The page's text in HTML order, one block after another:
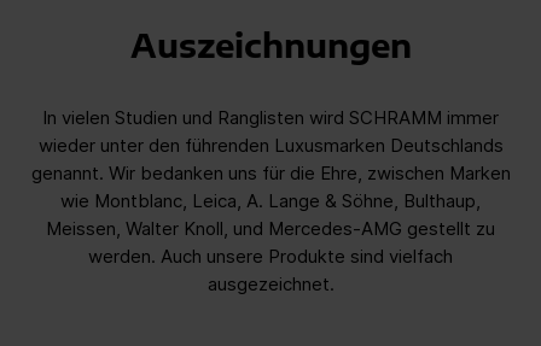
Auszeichnungen
In vielen Studien und Ranglisten wird SCHRAMM immer
wieder unter den führenden Luxusmarken Deutschlands
genannt. Wir bedanken uns für die Ehre, zwischen Marken
wie Montblanc, Leica, A. Lange & Söhne, Bulthaup,
Meissen, Walter Knoll, und Mercedes-AMG gestellt zu
werden. Auch unsere Produkte sind vielfach
ausgezeichnet.